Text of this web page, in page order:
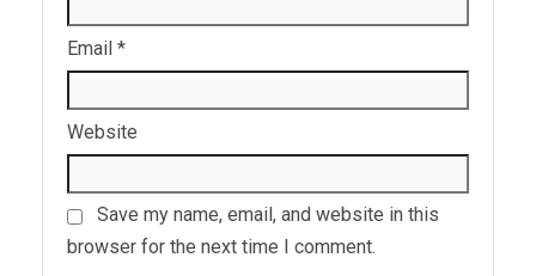
Email *
Website
Save my name, email, and website in this
browser for the next time I comment.